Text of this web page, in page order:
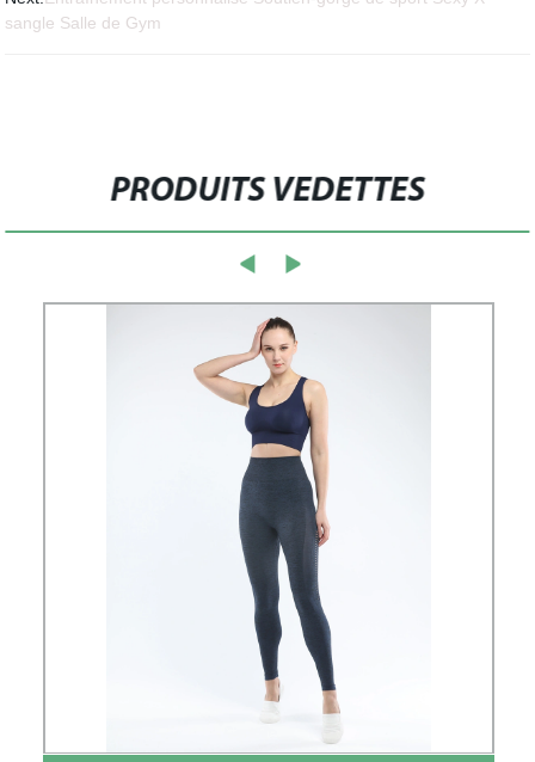
sangle Salle de Gym
PRODUITS VEDETTES